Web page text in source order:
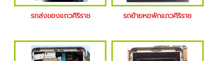
รถส่งของแถวศิริราช รถย้ายหอพักแถวศิริราช